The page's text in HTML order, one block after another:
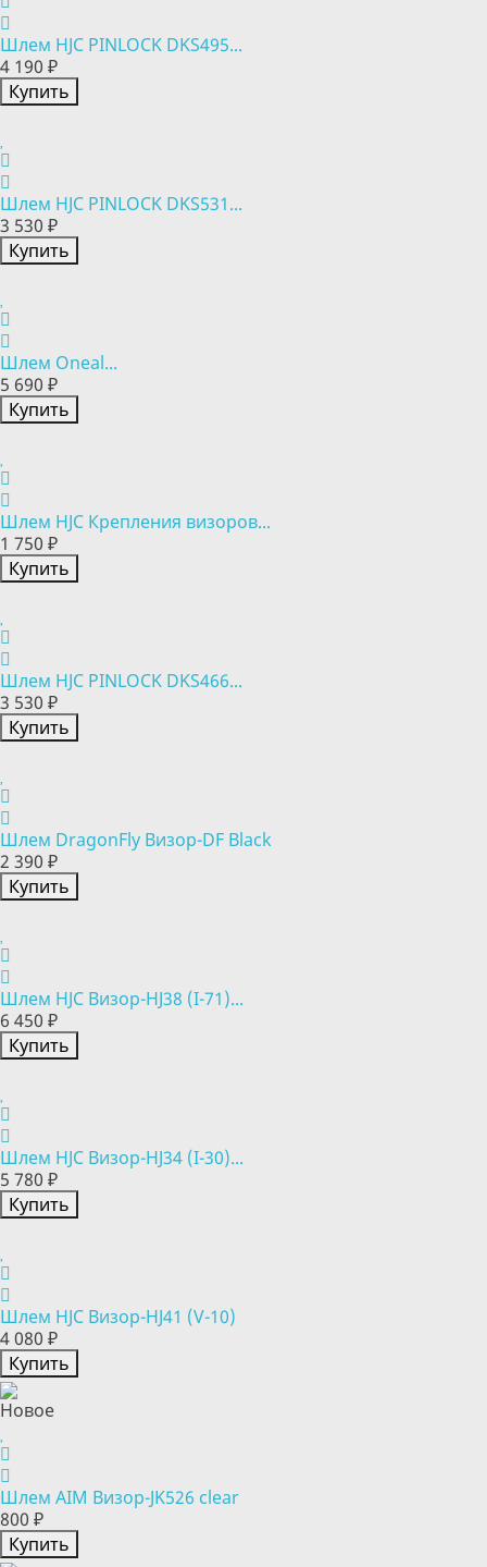
Шлем HJC PINLOCK DKS495...
4 190 ₽
Купить
Шлем HJC PINLOCK DKS531...
3 530 ₽
Купить
Шлем Oneal...
5 690 ₽
Купить
Шлем HJC Крепления визоров...
1 750 ₽
Купить
Шлем HJC PINLOCK DKS466...
3 530 ₽
Купить
Шлем DragonFly Визор-DF Black
2 390 ₽
Купить
Шлем HJC Визор-HJ38 (I-71)...
6 450 ₽
Купить
Шлем HJC Визор-HJ34 (I-30)...
5 780 ₽
Купить
Шлем HJC Визор-HJ41 (V-10)
4 080 ₽
Купить
Новое
Шлем AIM Визор-JK526 clear
800 ₽
Купить